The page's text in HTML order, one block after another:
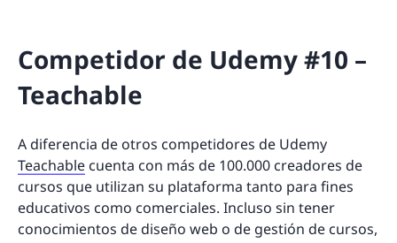
Competidor de Udemy #10 –
Teachable
A diferencia de otros competidores de Udemy
Teachable cuenta con más de 100.000 creadores de
cursos que utilizan su plataforma tanto para fines
educativos como comerciales. Incluso sin tener
conocimientos de diseño web o de gestión de cursos,